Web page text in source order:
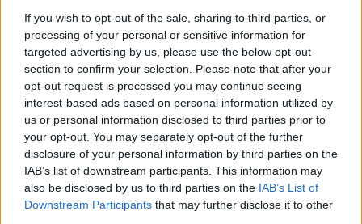
If you wish to opt-out of the sale, sharing to third parties, or
processing of your personal or sensitive information for
targeted advertising by us, please use the below opt-out
section to confirm your selection. Please note that after your
opt-out request is processed you may continue seeing
interest-based ads based on personal information utilized by
us or personal information disclosed to third parties prior to
your opt-out. You may separately opt-out of the further
disclosure of your personal information by third parties on the
IAB’s list of downstream participants. This information may
also be disclosed by us to third parties on the IAB’s List of
Downstream Participants that may further disclose it to other
És említsük meg mindenképp azt is, hogy végre
Carlos Sainz is a képességeinek megfelelően
teljesített: Hamiltonnal ellentétben ő elkezdett
ráérezni az új közegre és autóra, és immár a
csapattárs Alexander Albon előtt is ért célba –
aki szintén folytatta idei kimagasló és stabil
produkcióját.
Vesztes: Aston Martin